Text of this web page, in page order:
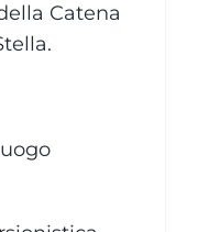
Catena